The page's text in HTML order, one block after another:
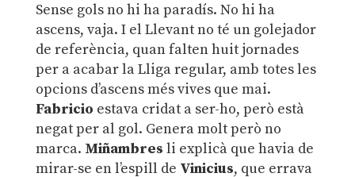
Sense gols no hi ha paradís. No hi ha
ascens, vaja. I el Llevant no té un golejador
de referència, quan falten huit jornades
per a acabar la Lliga regular, amb totes les
opcions d’ascens més vives que mai.
Fabricio estava cridat a ser-ho, però està
negat per al gol. Genera molt però no
marca. Miñambres li explicà que havia de
mirar-se en l’espill de Vinicius, que errava